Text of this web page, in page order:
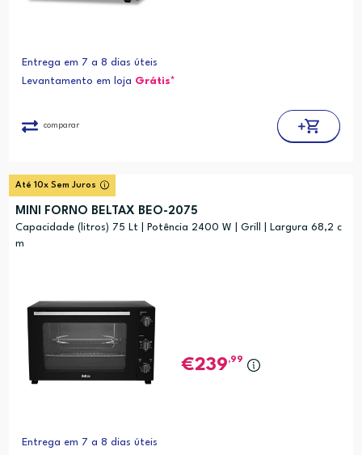
Entrega em 7 a 8 dias úteis
Levantamento em loja Grátis*
comparar
Até 10x Sem Juros
MINI FORNO BELTAX BEO-2075
Capacidade (litros) 75 Lt | Potência 2400 W | Grill | Largura 68,2 c
m
239,99
Entrega em 7 a 8 dias úteis